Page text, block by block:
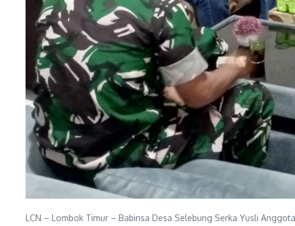
LCN – Lombok Timur – Babinsa Desa Selebung Serka Yusli